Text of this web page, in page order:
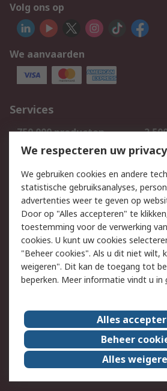
Volg ons op
We aanvaarden
Services
750.000 producten
Bestellen
Track & Trace
Wettelijk
Cookiebeleid
Privacybeleid
Algemene
verkoopvoorwaarden
Over RS
RS Group
Over
RS wereldwijd
ESG
We respecteren uw privacy
We gebruiken cookies en andere
statistische gebruiksanalyses,
advertenties weer te geven op
Door op "Alles accepteren" te
toestemming voor de verwerking
cookies. U kunt uw cookies
"Beheer cookies". Als u dit niet wilt,
weigeren". Dit kan de toegang tot
beperken. Meer informatie vindt u in
Alles
Beheer
Alles